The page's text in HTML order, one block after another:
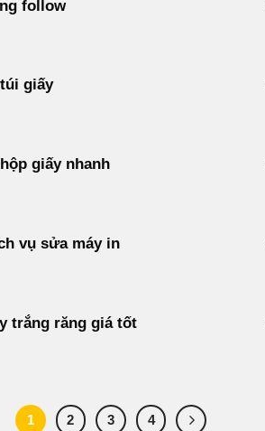
follow
túi giấy
hộp giấy nhanh
vụ sửa máy in
trắng răng giá tốt
1 2 3 4